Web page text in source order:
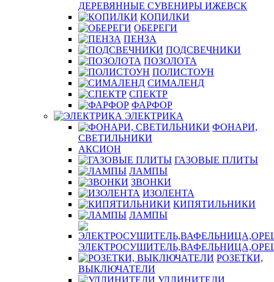
ДЕРЕВЯННЫЕ СУВЕНИРЫ ИЖЕВСК
КОПИЛКИ
ОБЕРЕГИ
ПЕНЗА
ПОДСВЕЧНИКИ
ПОЗОЛОТА
ПОЛИСТОУН
СИМАЛЕНД
СПЕКТР
ФАРФОР
ЭЛЕКТРИКА
ФОНАРИ,
СВЕТИЛЬНИКИ
АКСИОН
ГАЗОВЫЕ ПЛИТЫ
ЛАМПЫ
ЗВОНКИ
ИЗОЛЕНТА
КИПЯТИЛЬНИКИ
ЛАМПЫ
РОЗЕТКИ,
ВЫКЛЮЧАТЕЛИ
УДЛИНИТЕЛИ